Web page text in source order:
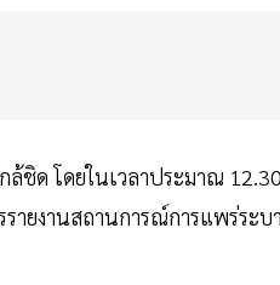
ล้ชิด โดยในเวลาประมาณ
ายงานสถานการณ์การแพร่ระ